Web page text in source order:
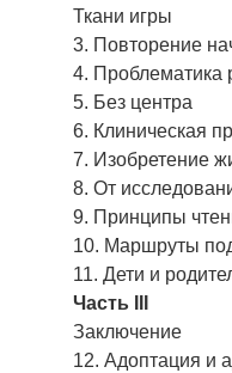
Ткани игры
3. Повторение
4. Проблематика
5. Без центра
6. Клиническая
7. Изобретение
8. От
9. Принципы
10. Маршруты
11. Дети и
Часть III
Заключение
12. Адоптация и